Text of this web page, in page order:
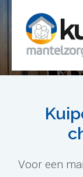
Voor een